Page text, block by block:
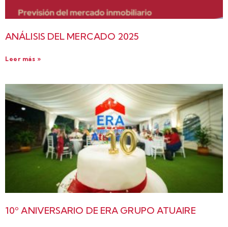
ANÁLISIS DEL MERCADO 2025
Leer más »
10º ANIVERSARIO DE ERA GRUPO ATUAIRE